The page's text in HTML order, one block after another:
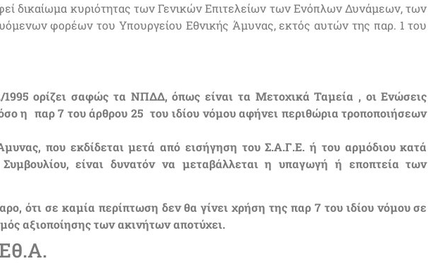
δικαίωμα κυριότητας των Γενικών Επιτελείων των Ενόπλων Δυνάμεων, των
φορέων του Υπουργείου Εθνικής Άμυνας, εκτός αυτών της παρ. 1 του
ορίζει σαφώς τα ΝΠΔΔ, όπως είναι τα Μετοχικά Ταμεία , οι Ενώσεις
η παρ 7 του άρθρου 25 του ιδίου νόμου αφήνει περιθώρια τροποποιήσεων
που εκδίδεται μετά από εισήγηση του Σ.Α.Γ.Ε. ή του αρμόδιου κατά
είναι δυνατόν να μεταβάλλεται η υπαγωγή ή εποπτεία των
ότι σε καμία περίπτωση δεν θα γίνει χρήση της παρ 7 του ιδίου νόμου σε
αξιοποίησης των ακινήτων αποτύχει.